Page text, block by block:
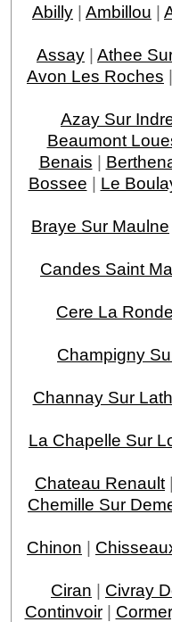
Abilly | Ambillou |
Assay | Athee
Avon Les Roches |
Azay Sur
Beaumont
Benais |
Bossee | Le
Braye Sur Maulne
Candes Saint
Cere La Ronde
Champigny
Channay Sur
La Chapelle Sur
Chateau Renault |
Chemille Sur
Chinon |
Ciran | Civray
Continvoir|